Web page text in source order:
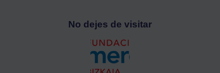
No dejes de visitar